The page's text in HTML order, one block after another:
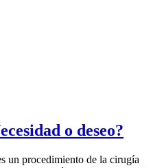
o deseo?
un procedimiento de la cirugía